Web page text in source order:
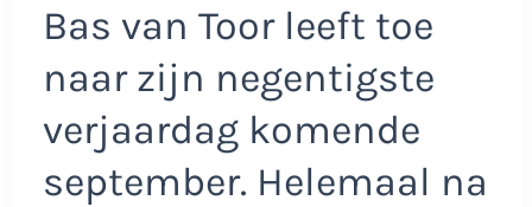
Bas van Toor leeft toe
naar zijn negentigste
verjaardag komende
september. Helemaal na